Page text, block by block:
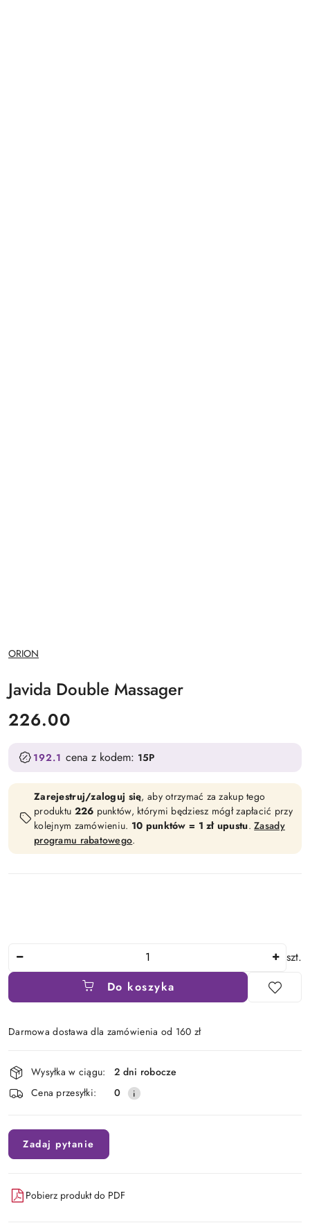
NAZWA
PRODUCENTA:
ORION
Javida Double Massager
cena:
226.00
192.1 cena z kodem: 15P
Zarejestruj/zaloguj się, aby otrzymać za zakup tego
produktu 226 punktów, którymi będziesz mógł zapłacić przy
kolejnym zamówieniu. 10 punktów = 1 zł upustu.Zasady
programu rabatowego.
szt.
Do koszyka
Darmowa dostawa dla zamówienia od 160 zł
Dostępność
i
dostawa
Wysyłka w ciągu:
2 dni robocze
Cena przesyłki:
0
Zadaj pytanie
Pobierz produkt do PDF